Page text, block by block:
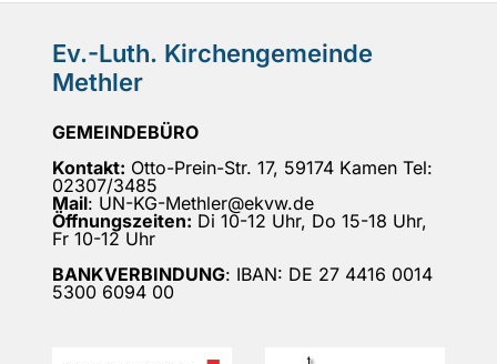
Ev.-Luth. Kirchengemeinde
Methler
GEMEINDEBÜRO
Kontakt: Otto-Prein-Str. 17, 59174 Kamen Tel:
02307/3485
Mail: UN-KG-Methler@ekvw.de
Öffnungszeiten: Di 10-12 Uhr, Do 15-18 Uhr,
Fr 10-12 Uhr
BANKVERBINDUNG: IBAN: DE 27 4416 0014
5300 6094 00